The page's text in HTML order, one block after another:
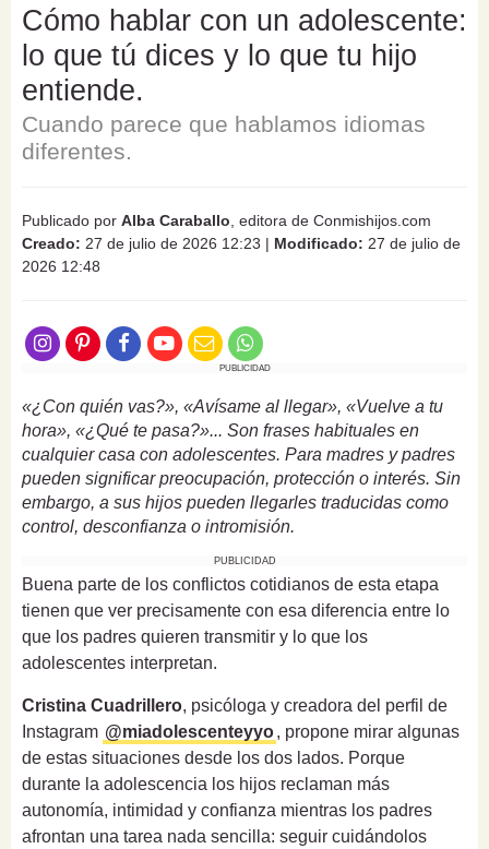
Cómo hablar con un adolescente:
lo que tú dices y lo que tu hijo
entiende.
Cuando parece que hablamos idiomas
diferentes.
Publicado por Alba Caraballo , editora de Conmishijos.com
Creado: 27 de julio de 2026 12:23 | Modificado: 27 de julio de
2026 12:48
PUBLICIDAD
«¿Con quién vas?», «Avísame al llegar», «Vuelve a tu
hora», «¿Qué te pasa?»... Son frases habituales en
cualquier casa con adolescentes. Para madres y padres
pueden significar preocupación, protección o interés. Sin
embargo, a sus hijos pueden llegarles traducidas como
control, desconfianza o intromisión.
PUBLICIDAD
Buena parte de los conflictos cotidianos de esta etapa
tienen que ver precisamente con esa diferencia entre lo
que los padres quieren transmitir y lo que los
adolescentes interpretan.
Cristina Cuadrillero, psicóloga y creadora del perfil de
Instagram @miadolescenteyyo, propone mirar algunas
de estas situaciones desde los dos lados. Porque
durante la adolescencia los hijos reclaman más
autonomía, intimidad y confianza mientras los padres
afrontan una tarea nada sencilla: seguir cuidándolos